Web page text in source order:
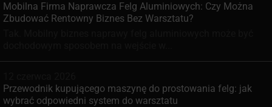
Mobilna Firma Naprawcza Felg Aluminiowych: Czy Można
Zbudować Rentowny Biznes Bez Warsztatu?
Przewodnik kupującego maszynę do prostowania felg: jak
wybrać odpowiedni system do warsztatu